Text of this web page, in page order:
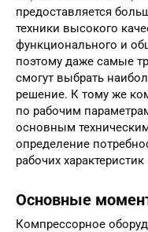
предоставляется
техники высокого
функционального и
поэтому даже самые
смогут выбрать
решение. К тому же
по рабочим
основным
определение
рабочих
Основные
Компрессорное